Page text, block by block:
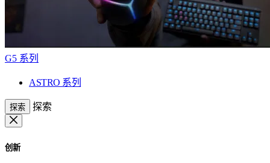
G5 系列
ASTRO 系列
探索 探索
创新